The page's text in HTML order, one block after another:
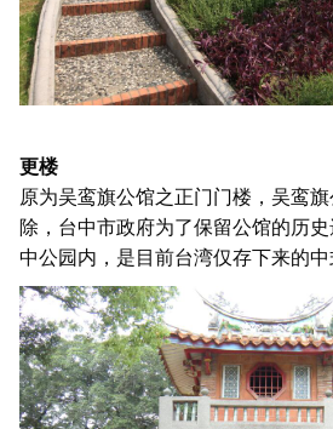
更楼
原为吴鸾旗公馆之正门门楼，吴鸾
除，台中市政府为了保留公馆的历
中公园内，是目前台湾仅存下来的中